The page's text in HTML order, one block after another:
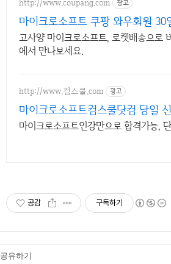
http://www.coupang.com 광고
마이크로소프트 쿠팡 와우회원 30
고사양 마이크로소프트, 로켓배송으로
에서 만나보세요.
http://www.컴스쿨.com 광고
마이크로소프트컴스쿨닷컴 당일
마이크로소프트인강만으로 합격가능,
공감 구독하기
공유하기